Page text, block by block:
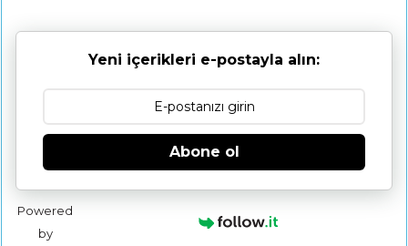
Yeni içerikleri e-postayla alın:
Abone ol
Powered
by